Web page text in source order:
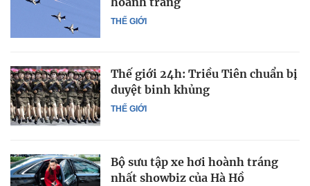
THẾ GIỚI
THẾ GIỚI
Thế giới 24h: Triều Tiên chuẩn bị
duyệt binh khủng
Bộ sưu tập xe hơi hoành tráng
nhất showbiz của Hà Hồ